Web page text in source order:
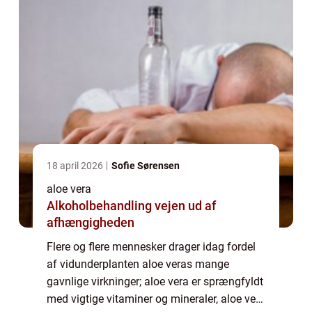
18 april 2026 Sofie Sørensen
aloe vera
Alkoholbehandling vejen ud af
afhængigheden
Flere og flere mennesker drager idag fordel
af vidunderplanten aloe veras mange
gavnlige virkninger; aloe vera er sprængfyldt
med vigtige vitaminer og mineraler, aloe vera